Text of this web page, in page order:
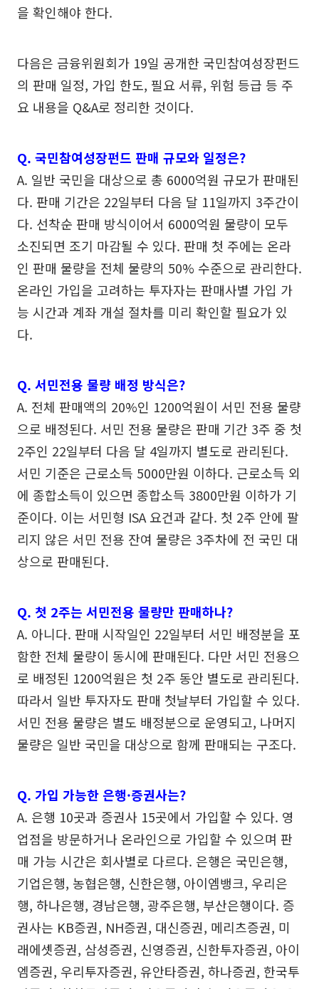
을 확인해야 한다.
다음은 금융위원회가 19일 공개한 국민참여성장펀드
의 판매 일정, 가입 한도, 필요 서류, 위험 등급 등 주
요 내용을 Q&A로 정리한 것이다.
Q. 국민참여성장펀드 판매 규모와 일정은?
A. 일반 국민을 대상으로 총 6000억원 규모가 판매된
다. 판매 기간은 22일부터 다음 달 11일까지 3주간이
다. 선착순 판매 방식이어서 6000억원 물량이 모두
소진되면 조기 마감될 수 있다. 판매 첫 주에는 온라
인 판매 물량을 전체 물량의 50% 수준으로 관리한다.
온라인 가입을 고려하는 투자자는 판매사별 가입 가
능 시간과 계좌 개설 절차를 미리 확인할 필요가 있
다.
Q. 서민전용 물량 배정 방식은?
A. 전체 판매액의 20%인 1200억원이 서민 전용 물량
으로 배정된다. 서민 전용 물량은 판매 기간 3주 중 첫
2주인 22일부터 다음 달 4일까지 별도로 관리된다.
서민 기준은 근로소득 5000만원 이하다. 근로소득 외
에 종합소득이 있으면 종합소득 3800만원 이하가 기
준이다. 이는 서민형 ISA 요건과 같다. 첫 2주 안에 팔
리지 않은 서민 전용 잔여 물량은 3주차에 전 국민 대
상으로 판매된다.
Q. 첫 2주는 서민전용 물량만 판매하나?
A. 아니다. 판매 시작일인 22일부터 서민 배정분을 포
함한 전체 물량이 동시에 판매된다. 다만 서민 전용으
로 배정된 1200억원은 첫 2주 동안 별도로 관리된다.
따라서 일반 투자자도 판매 첫날부터 가입할 수 있다.
서민 전용 물량은 별도 배정분으로 운영되고, 나머지
물량은 일반 국민을 대상으로 함께 판매되는 구조다.
Q. 가입 가능한 은행·증권사는?
A. 은행 10곳과 증권사 15곳에서 가입할 수 있다. 영
업점을 방문하거나 온라인으로 가입할 수 있으며 판
매 가능 시간은 회사별로 다르다. 은행은 국민은행,
기업은행, 농협은행, 신한은행, 아이엠뱅크, 우리은
행, 하나은행, 경남은행, 광주은행, 부산은행이다. 증
권사는 KB증권, NH증권, 대신증권, 메리츠증권, 미
래에셋증권, 삼성증권, 신영증권, 신한투자증권, 아이
엠증권, 우리투자증권, 유안타증권, 하나증권, 한국투